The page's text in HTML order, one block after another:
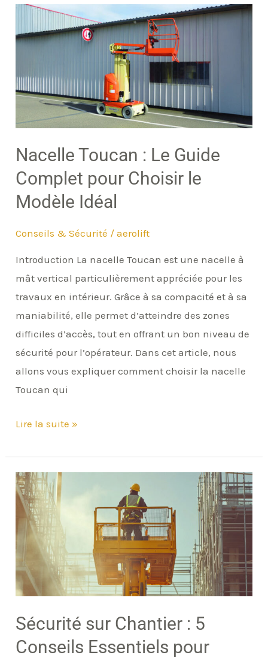
Nacelle Toucan : Le Guide
Complet pour Choisir le
Modèle Idéal
Conseils & Sécurité /aerolift
Introduction La nacelle Toucan est une nacelle à
mât vertical particulièrement appréciée pour les
travaux en intérieur. Grâce à sa compacité et à sa
maniabilité, elle permet d’atteindre des zones
difficiles d’accès, tout en offrant un bon niveau de
sécurité pour l’opérateur. Dans cet article, nous
allons vous expliquer comment choisir la nacelle
Toucan qui
Nacelle
Toucan
Guide
Complet
pour
le
Modèle
Idéal
Lire la suite »
Sécurité sur Chantier : 5
Conseils Essentiels pour
Sécurité
sur
Chantier
:
5
Conseils
Essentiels
Utiliser
une